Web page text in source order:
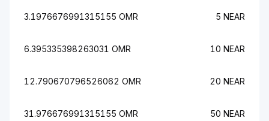
3.1976676991315155 OMR 5 NEAR
6.395335398263031 OMR 10 NEAR
12.790670796526062 OMR 20 NEAR
31.976676991315155 OMR 50 NEAR